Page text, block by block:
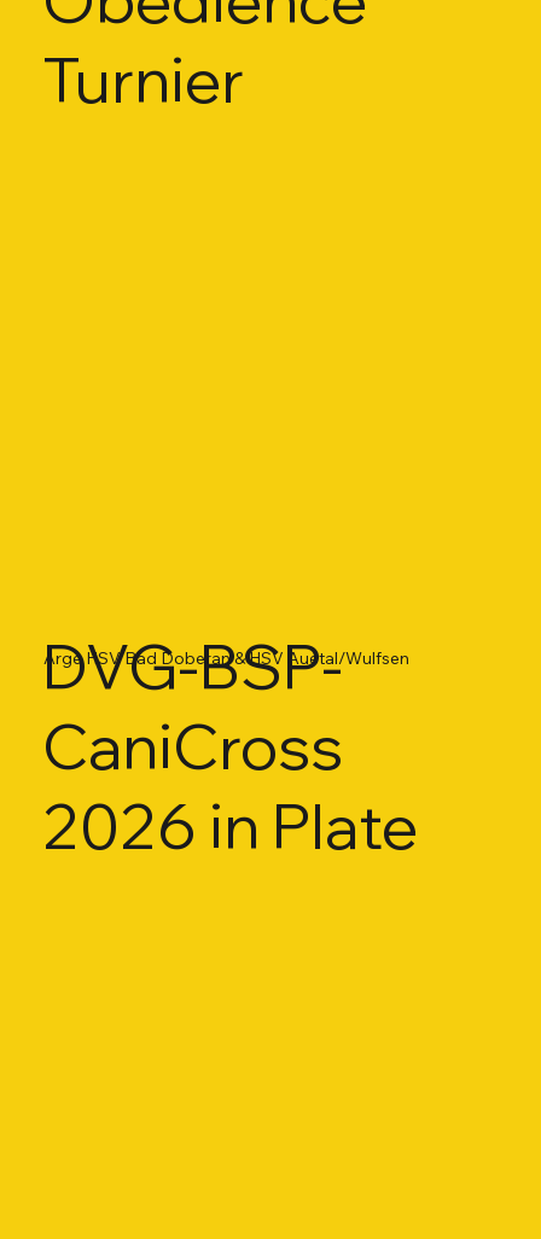
Turnier
DVG-BSP-
CaniCross
2026 in Plate
Arge HSV Bad Doberan & HSV Auetal/Wulfsen